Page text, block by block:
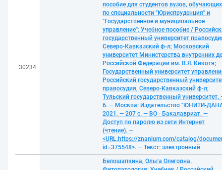
30234
пособие для студентов вузов,
по специальности "Юриспруденция" и
"Государственное и муниципальное
управление": Учебное пособие /
государственный университет
Северо-Кавказский ф-л; Московский
университет Министерства внутренних
Российской Федерации им. В.Я. Кикотя;
Государственный университет
Российский государственный
правосудия, Северо-Кавказский ф-л;
Тульский государственный университет.
6. — Москва: Издательство "ЮНИТИ-
2021. — 207 с. — ВО - Бакалавриат. —
Доступ по паролю из сети Интернет
(чтение). —
<URL:https://znanium.com/catalog/
id=375548>. — Текст: электронный
Белошапкина, Ольга Олеговна.